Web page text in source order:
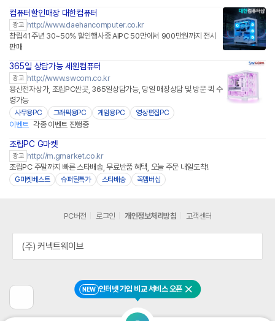
컴퓨터할인매장 대한컴퓨터
광고 http://www.daehancomputer.co.kr
창립41주년 30~50% 할인행사중 AIPC 50만에서 900만원까지 전시
판매
365일 상담가능 세원컴퓨터
광고 http://www.swcom.co.kr
용산전자상가, 조립PC싼곳, 365일상담가능, 당일 매장상담 및 방문 퀵 수
령가능
사무용PC 그래픽용PC 게임용PC 영상편집PC
이벤트 각종 이벤트 진행중
조립PC G마켓
광고 http://m.gmarket.co.kr
조립PC 주말까지 빠른 스타배송, 무료반품 혜택, 오늘 주문 내일도착!
G마켓베스트 슈퍼딜특가 스타배송 꼭멤버십
전
페
NEW 인터넷 가입 비교 서비스 오픈 닫기
PC버전 로그인 개인정보처리방침 고객센터
(주) 커넥트웨이브